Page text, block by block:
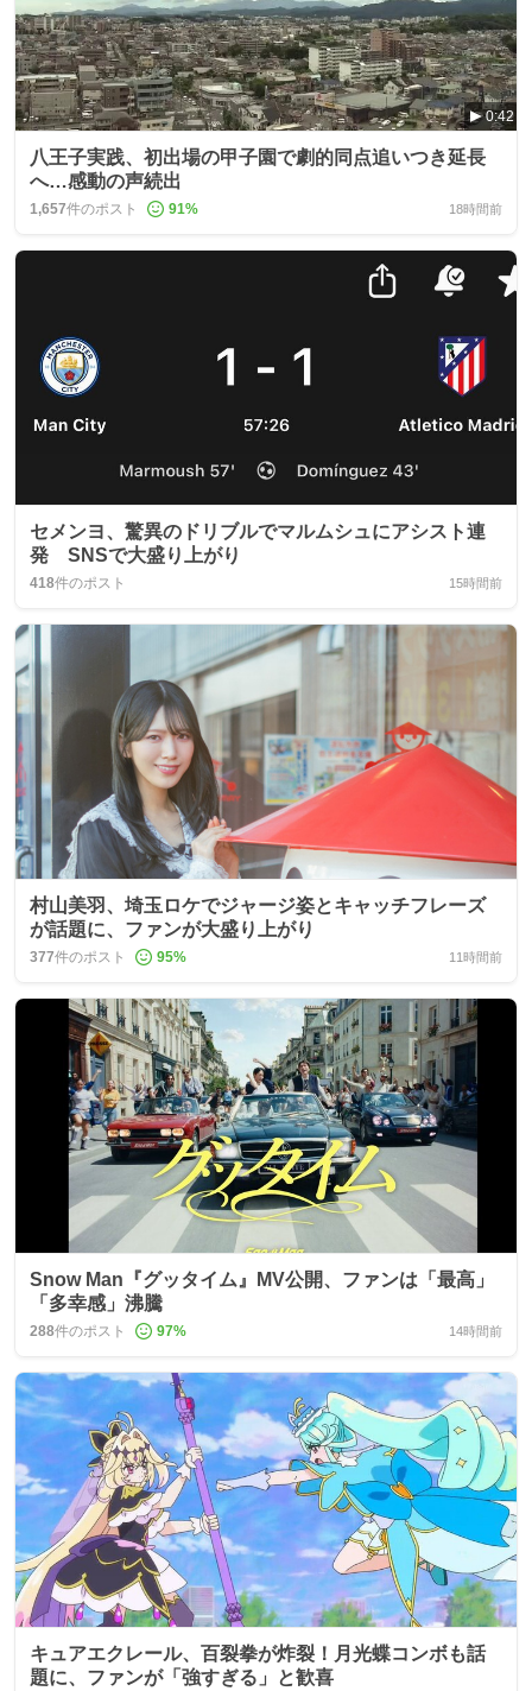
0:42
八王子実践、初出場の甲子園で劇的同点追いつき延長
へ…感動の声続出
1,657件のポスト 91% 18時間前
セメンヨ、驚異のドリブルでマルムシュにアシスト連
発 SNSで大盛り上がり
418件のポスト 15時間前
村山美羽、埼玉ロケでジャージ姿とキャッチフレーズ
が話題に、ファンが大盛り上がり
377件のポスト 95% 11時間前
Snow Man『グッタイム』MV公開、ファンは「最高」
「多幸感」沸騰
288件のポスト 97% 14時間前
キュアエクレール、百裂拳が炸裂！月光蝶コンボも話
題に、ファンが「強すぎる」と歓喜